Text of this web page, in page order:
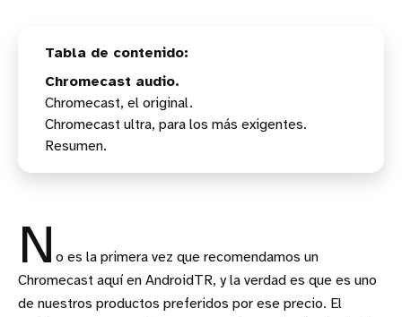
Chromecast audio.
Chromecast, el original.
Chromecast ultra, para los más exigentes.
Resumen.
N o es la primera vez que recomendamos un
Chromecast aquí en AndroidTR, y la verdad es que es uno
de nuestros productos preferidos por ese precio. El